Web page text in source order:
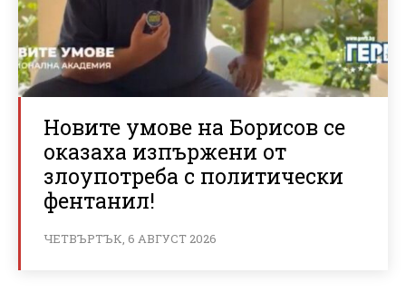
Новите умове на Борисов се
оказаха изпържени от
злоупотреба с политически
фентанил!
ЧЕТВЪРТЪК, 6 АВГУСТ 2026